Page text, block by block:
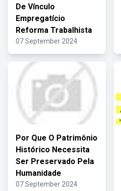
De Vínculo
Empregatício
Reforma Trabalhista
07 September 2024
Por Que O Patrimônio
Histórico Necessita
Ser Preservado Pela
Humanidade
07 September 2024